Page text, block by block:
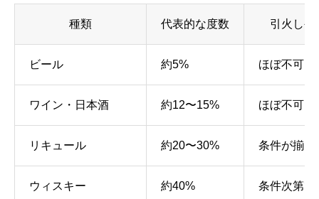
種類 代表的な度数 引火しや
ビール 約5% ほぼ不可
ワイン・日本酒 約12〜15% ほぼ不可
リキュール 約20〜30% 条件が揃え
ウィスキー 約40% 条件次第で